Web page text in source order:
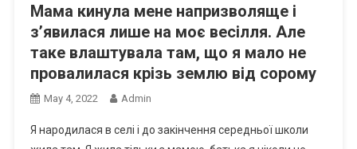
Мама кинула мене напризволяще і
з’явилася лише на моє весілля. Але
таке влаштувала там, що я мало не
провалилася крізь землю від сорому
May 4, 2022 Admin
Я народилася в селі і до закінчення середньої школи